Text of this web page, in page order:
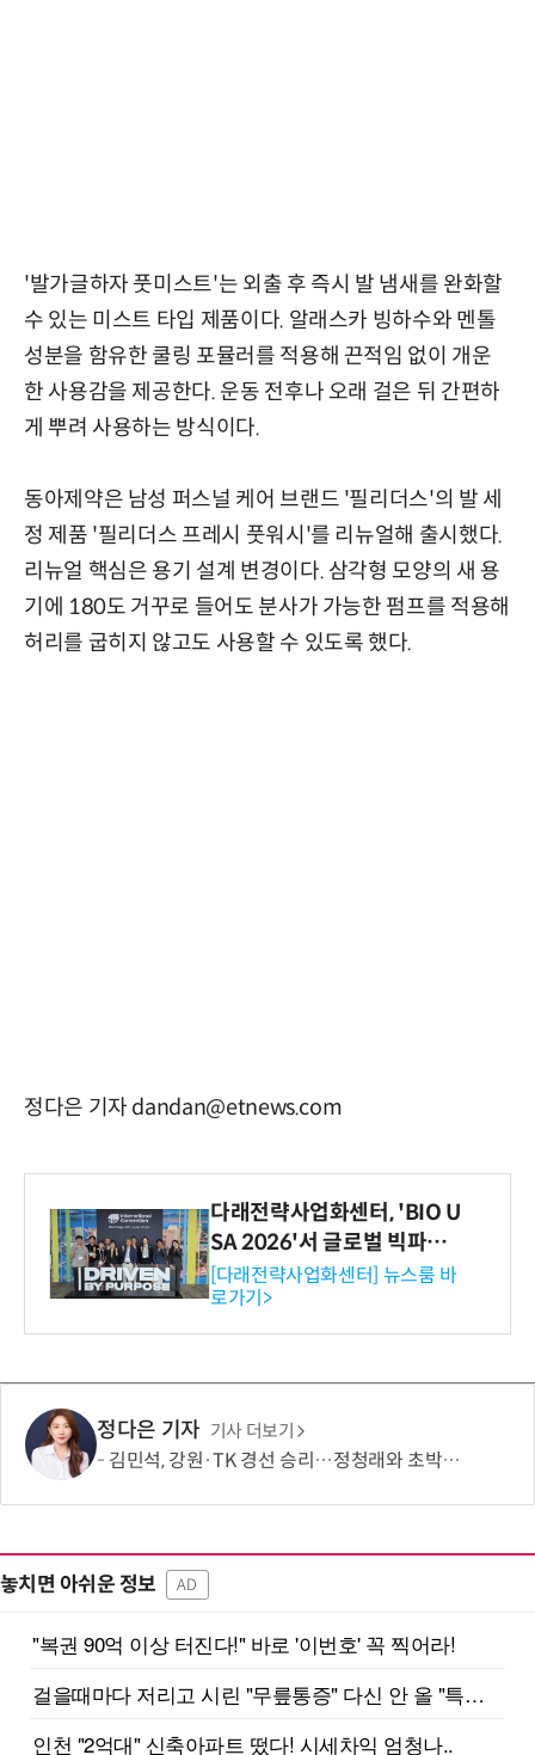
'발가글하자 풋미스트'는 외출 후 즉시 발 냄새를 완화할
수 있는 미스트 타입 제품이다. 알래스카 빙하수와 멘톨
성분을 함유한 쿨링 포뮬러를 적용해 끈적임 없이 개운
한 사용감을 제공한다. 운동 전후나 오래 걸은 뒤 간편하
게 뿌려 사용하는 방식이다.
동아제약은 남성 퍼스널 케어 브랜드 '필리더스'의 발 세
정 제품 '필리더스 프레시 풋워시'를 리뉴얼해 출시했다.
리뉴얼 핵심은 용기 설계 변경이다. 삼각형 모양의 새 용
기에 180도 거꾸로 들어도 분사가 가능한 펌프를 적용해
허리를 굽히지 않고도 사용할 수 있도록 했다.
정다은 기자 dandan@etnews.com
다래전략사업화센터, 'BIO U
SA 2026'서 글로벌 빅파마
와의 비즈니스 미팅 지원…K
-바이오 해외 진출 교두보 확
보
[다래전략사업화센터] 뉴스룸 바
로가기>
정다은 기자 기사 더보기
김민석, 강원·TK 경선 승리…정청래와 초박빙 승부 지속
놓치면 아쉬운 정보 AD